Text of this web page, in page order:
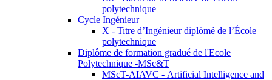
polytechnique
Cycle Ingénieur
X - Titre d’Ingénieur diplômé de l’École
polytechnique
Diplôme de formation gradué de l'Ecole
Polytechnique -MSc&T
MScT-AIAVC - Artificial Intelligence and